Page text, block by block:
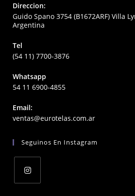
Direccion:
Guido Spano 3754 (B1672ARF) Villa
Argentina
Tel
(54 11) 7700-3876
Whatsapp
54 11 6900-4855
Email:
ventas@eurotelas.com.arOpens
application
Seguinos En Instagram